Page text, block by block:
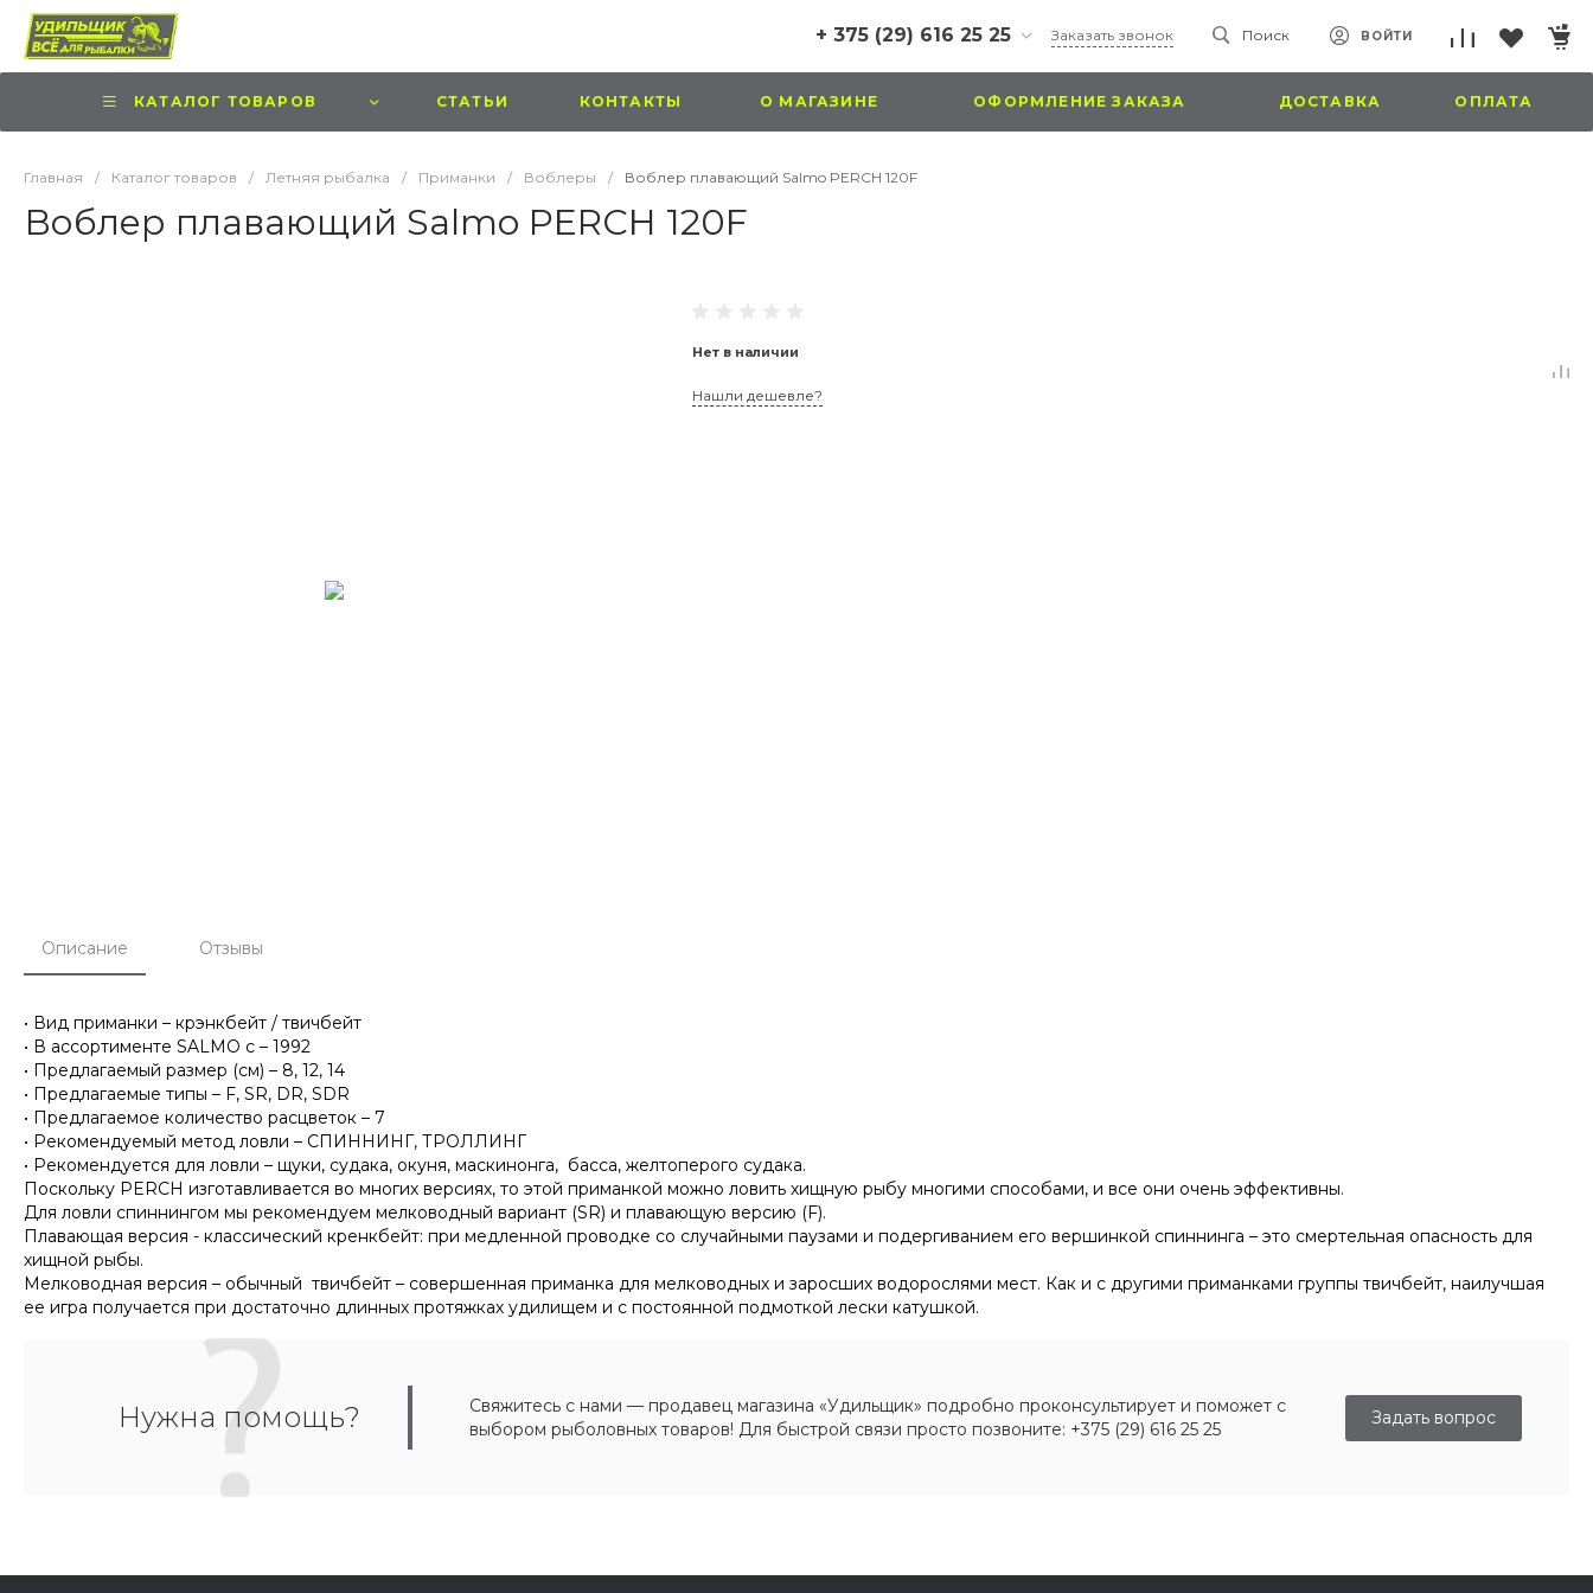
+ 375 (29) 616 25 25
25
Сб-Вс: 09:00-21:00
Заказать звонок Поиск ВОЙТИ
КАТАЛОГ ТОВАРОВ СТАТЬИ КОНТАКТЫ О МАГАЗИНЕ ОФОРМЛЕНИЕ ЗАКАЗА ДОСТАВКА ОПЛАТА
Главная / Каталог товаров / Летняя рыбалка / Приманки / Воблеры / Воблер плавающий Salmo PERCH 120F
Воблер плавающий Salmo PERCH 120F
Нет в наличии
Нашли дешевле?
Описание Отзывы
• Вид приманки – крэнкбейт / твичбейт
• В ассортименте SALMO c – 1992
• Предлагаемый размер (см) – 8, 12, 14
• Предлагаемые типы – F, SR, DR, SDR
• Предлагаемое количество расцветок – 7
• Рекомендуемый метод ловли – СПИННИНГ, ТРОЛЛИНГ
• Рекомендуется для ловли – щуки, судака, окуня, маскинонга, басса, желтоперого судака.
Поскольку PERCH изготавливается во многих версиях, то этой приманкой можно ловить хищную рыбу многими способами, и все они очень эффективны.
Для ловли спиннингом мы рекомендуем мелководный вариант (SR) и плавающую версию (F).
Плавающая версия - классический кренкбейт: при медленной проводке со случайными паузами и подергиванием его вершинкой спиннинга – это смертельная опасность для
хищной рыбы.
Мелководная версия – обычный твичбейт – совершенная приманка для мелководных и заросших водорослями мест. Как и с другими приманками группы твичбейт, наилучшая
ее игра получается при достаточно длинных протяжках удилищем и с постоянной подмоткой лески катушкой.
Нужна помощь?
Свяжитесь с нами — продавец магазина «Удильщик» подробно проконсультирует и поможет с
выбором рыболовных товаров! Для быстрой связи просто позвоните: +375 (29) 616 25 25
Задать вопрос